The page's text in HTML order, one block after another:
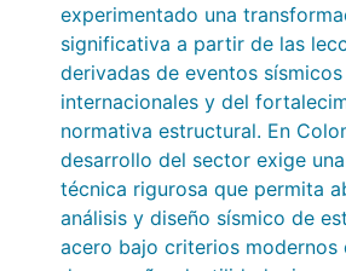
experimentado una
significativa a partir de las
derivadas de eventos sísmicos
internacionales y del
normativa estructural. En
desarrollo del sector exige
técnica rigurosa que permita
análisis y diseño sísmico de
acero bajo criterios modernos